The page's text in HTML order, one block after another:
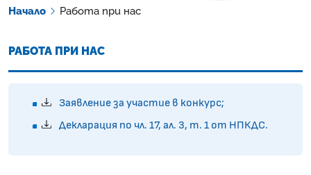
Начало Работа при нас
РАБОТА ПРИ НАС
Заявление за участие в конкурс;
Декларация по чл. 17, ал. 3, т. 1 от НПКДС.